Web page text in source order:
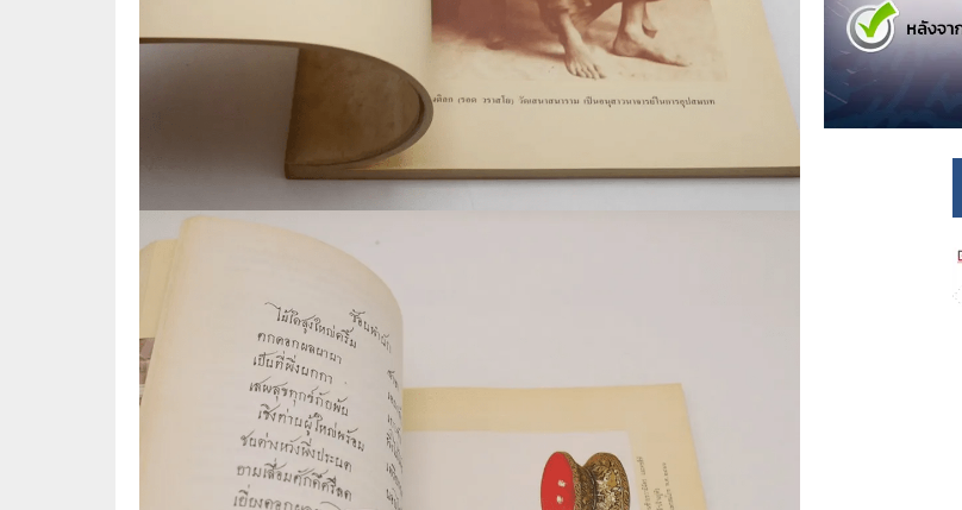
🌏 นิยายแปล
🏰 วรรณกรรมเยาวชน
🛸 ไซไฟ วิทยาศาสตร์
🌟 นิยายไลท์โนเวล
🏮 นิยายจีน
🌞 นิยายแจ่มใส
❤️ รัก โรแมนติก
❤️‍🔥❤️‍🔥 นิยายรัก ราคาถูกสุด
🔴 สนพ.บูรพัฒน์
🔲 สนพ.Zenshu
การ์ตูนรายเดือน รายสัปดาห์
หนังสือการ์ตูน
🐲 หนังสือเด็ก